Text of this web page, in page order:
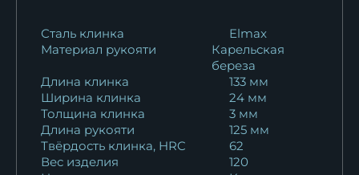
Сталь клинка
Elmax
Материал рукояти
Карельская
береза
Длина клинка
133 мм
Ширина клинка
24 мм
Толщина клинка
3 мм
Длина рукояти
125 мм
Твёрдость клинка, HRC
62
Вес изделия
120